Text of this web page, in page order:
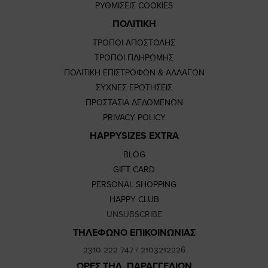
ΡΥΘΜΙΣΕΙΣ COOKIES
ΠΟΛΙΤΙΚΗ
ΤΡΟΠΟΙ ΑΠΟΣΤΟΛΗΣ
ΤΡΟΠΟΙ ΠΛΗΡΩΜΗΣ
ΠΟΛΙΤΙΚΗ ΕΠΙΣΤΡΟΦΩΝ & ΑΛΛΑΓΩΝ
ΣΥΧΝΕΣ ΕΡΩΤΗΣΕΙΣ
ΠΡΟΣΤΑΣΙΑ ΔΕΔΟΜΕΝΩΝ
PRIVACY POLICY
HAPPYSIZES EXTRA
BLOG
GIFT CARD
PERSONAL SHOPPING
HAPPY CLUB
UNSUBSCRIBE
ΤΗΛΕΦΩΝΟ ΕΠΙΚΟΙΝΩΝΙΑΣ
2310 222 747/ 2103212226